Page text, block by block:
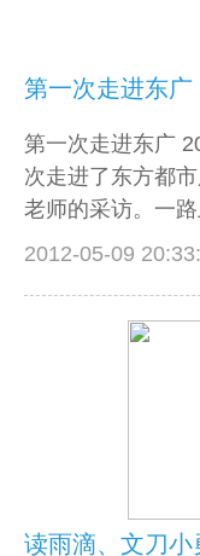
第一次走进东广
第一次走进东广
次走进了东方都
老师的采访。一
2012-05-09